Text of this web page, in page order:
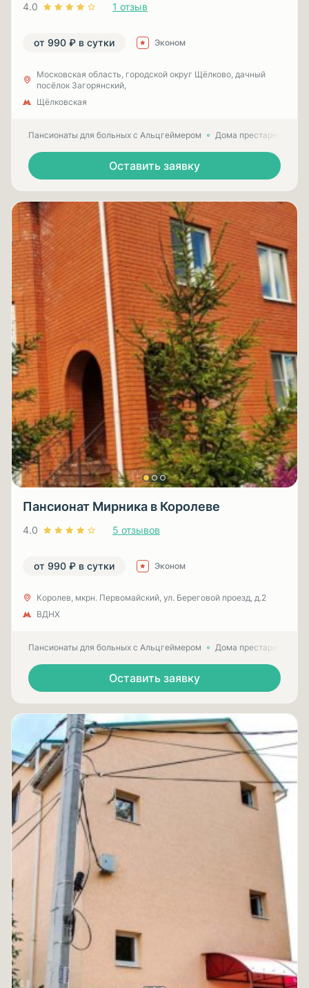
4.0 1 отзыв
от 990 ₽ в сутки Эконом
Московская область, городской округ Щёлково, дачный
посёлок Загорянский,
Щёлковская
Пансионаты для больных с Альцгеймером Дома престарелых
Оставить заявку
Пансионат Мирника в Королеве
4.0 5 отзывов
от 990 ₽ в сутки Эконом
Королев, мкрн. Первомайский, ул. Береговой проезд, д.2
ВДНХ
Пансионаты для больных с Альцгеймером Дома престарелых
Оставить заявку